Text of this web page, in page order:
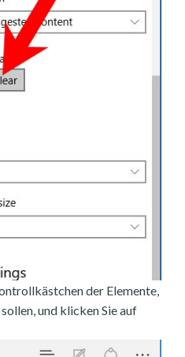
der Elemente,
und klicken Sie auf